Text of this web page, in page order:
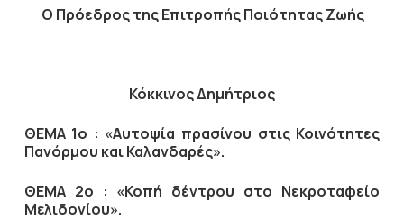
Ο Πρόεδροςτης Επιτροπής Ποιότητας Ζωής
Κόκκινος Δημήτριος
ΘΕΜΑ 1ο : «Αυτοψία πρασίνου στις Κοινότητες
Πανόρμου και Καλανδαρές».
ΘΕΜΑ 2ο : «Κοπή δέντρου στο Νεκροταφείο
Μελιδονίου».